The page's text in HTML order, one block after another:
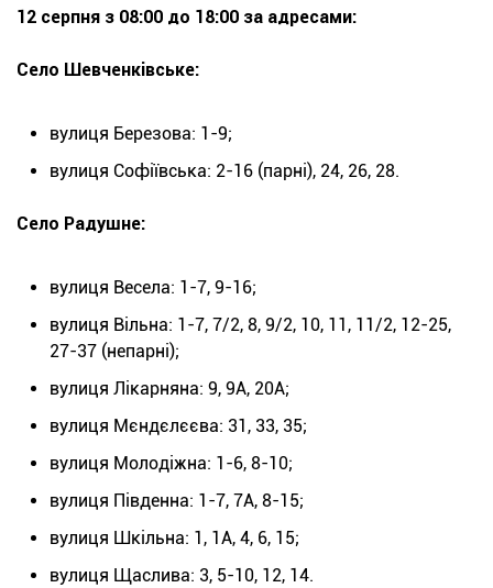
12 серпня з 08:00 до 18:00 за адресами:
Село Шевченківське:
вулиця Березова: 1-9;
вулиця Софіївська: 2-16 (парні), 24, 26, 28.
Село Радушне:
вулиця Весела: 1-7, 9-16;
вулиця Вільна: 1-7, 7/2, 8, 9/2, 10, 11, 11/2, 12-25,
27-37 (непарні);
вулиця Лікарняна: 9, 9А, 20А;
вулиця Мєндєлєєва: 31, 33, 35;
вулиця Молодіжна: 1-6, 8-10;
вулиця Південна: 1-7, 7А, 8-15;
вулиця Шкільна: 1, 1А, 4, 6, 15;
вулиця Щаслива: 3, 5-10, 12, 14.